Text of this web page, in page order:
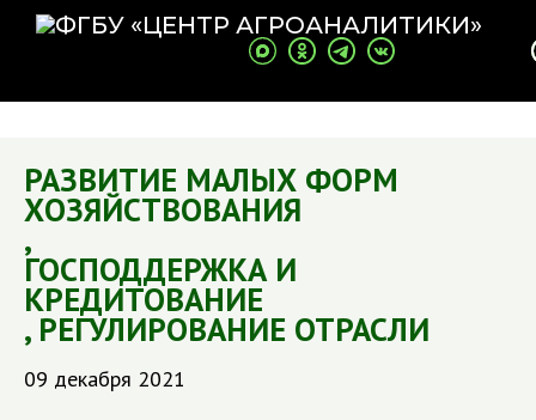
РАЗВИТИЕ МАЛЫХ ФОРМ
ХОЗЯЙСТВОВАНИЯ
,
ГОСПОДДЕРЖКА И
КРЕДИТОВАНИЕ
, РЕГУЛИРОВАНИЕ ОТРАСЛИ
09 декабря 2021